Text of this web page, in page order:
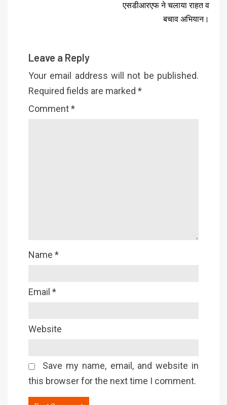
एसडीआरएफ ने चलाया राहत व
बचाव अभियान।
Leave a Reply
Your email address will not be published.
Required fields are marked *
Comment*
Name *
Email *
Website
Save my name, email, and website in
this browser for the next time I comment.